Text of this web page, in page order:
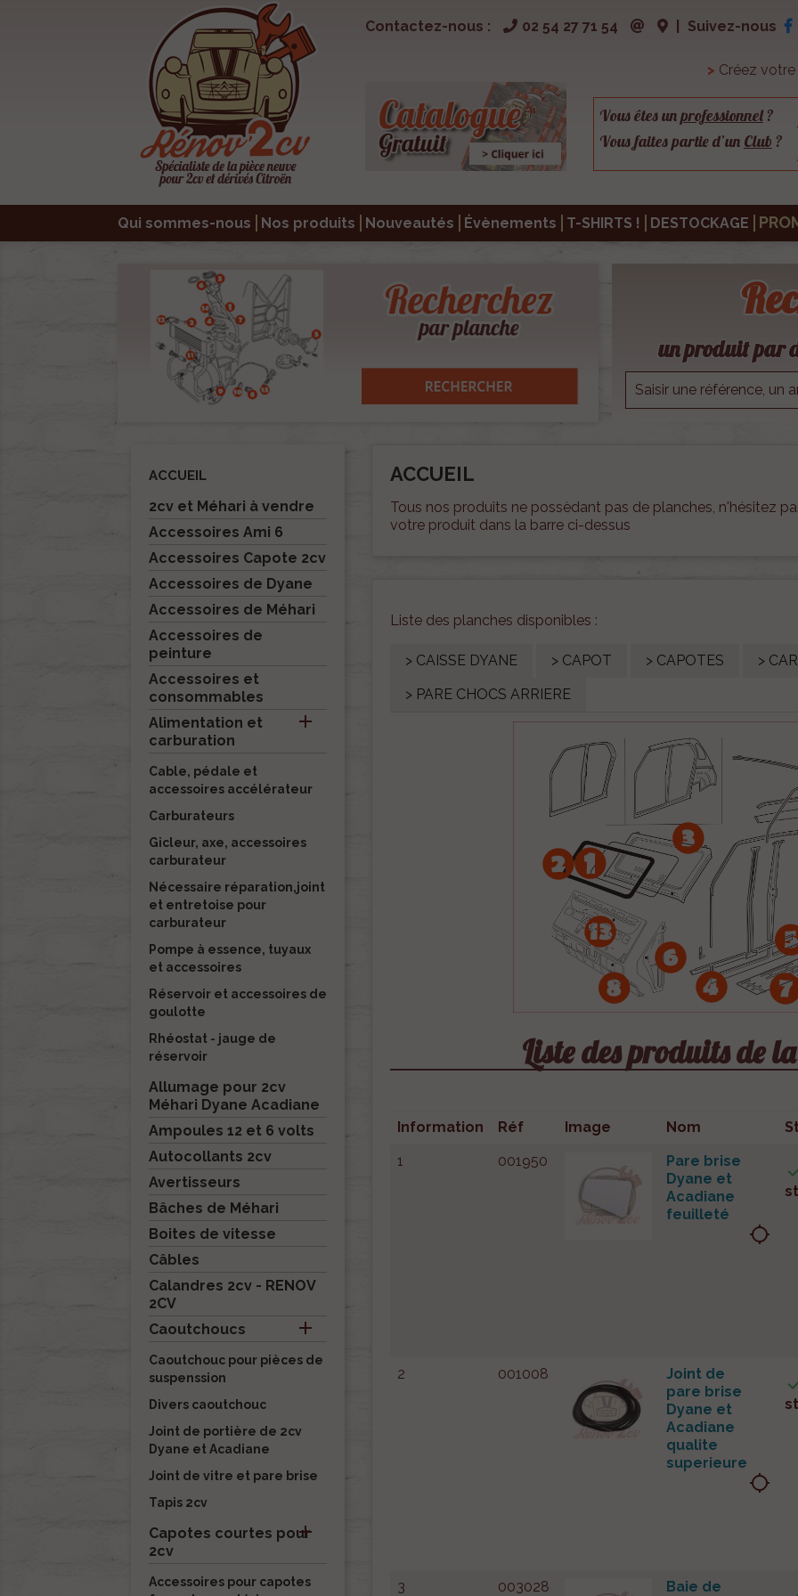
Contactez-nous : 02 54 27 71 54 Suivez-nous
> Créez
Vous êtes unprofessionnel?
Vous faites partie d’un Club ?
Qui sommes-nous Nos produits Nouveautés Évènements T-SHIRTS ! DESTOCKAGE
un produit par
ACCUEIL
2cv et Méhari à vendre
Accessoires Ami 6
Accessoires Capote 2cv
Accessoires de Dyane
Accessoires de Méhari
Accessoires de
peinture
Accessoires et
consommables
Alimentation et
carburation

Cable, pédale et
accessoires accélérateur
Carburateurs
Gicleur, axe, accessoires
carburateur
Nécessaire réparation,joint
et entretoise pour
carburateur
Pompe à essence, tuyaux
et accessoires
Réservoir et accessoires de
goulotte
Rhéostat - jauge de
réservoir
Allumage pour 2cv
Méhari Dyane Acadiane
Ampoules 12 et 6 volts
Autocollants 2cv
Avertisseurs
Bâches de Méhari
Boites de vitesse
Câbles
Calandres 2cv - RENOV
2CV
Caoutchoucs

Caoutchouc pour pièces de
suspenssion
Divers caoutchouc
Joint de portière de 2cv
Dyane et Acadiane
Joint de vitre et pare brise
Tapis 2cv
Capotes courtes pour
2cv

Accessoires pour capotes
ACCUEIL
Tous nos produits ne possèdant pas de planches, n'hésitez
votre produit dans la barre ci-dessus
Liste des planches disponibles :
> CAISSE DYANE > CAPOT > CAPOTES
>
> PARE CHOCS ARRIERE
Liste des produits de
Information Réf Image Nom
1
001950
Pare brise
Dyane et
Acadiane
feuilleté
location_searching
2 001008
Joint de
pare brise
Dyane et
Acadiane
qualite
superieure
location_searching
3 003028
Baie de